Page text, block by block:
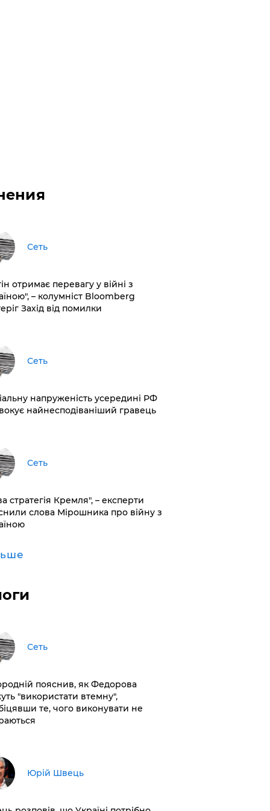
Сеть
отримає перевагу у війні з
– колумніст Bloomberg
Захід від помилки
Сеть
напруженість усередині РФ
найнесподіваніший гравець
Сеть
стратегія Кремля", – експерти
слова Мірошника про війну з
Сеть
пояснив, як Федорова
"використати втемну",
те, чого виконувати не
Юрій Швець